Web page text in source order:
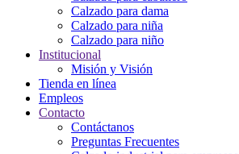
Calzado para dama
Calzado para niña
Calzado para niño
Institucional
Misión y Visión
Tienda en línea
Empleos
Contacto
Contáctanos
Preguntas Frecuentes